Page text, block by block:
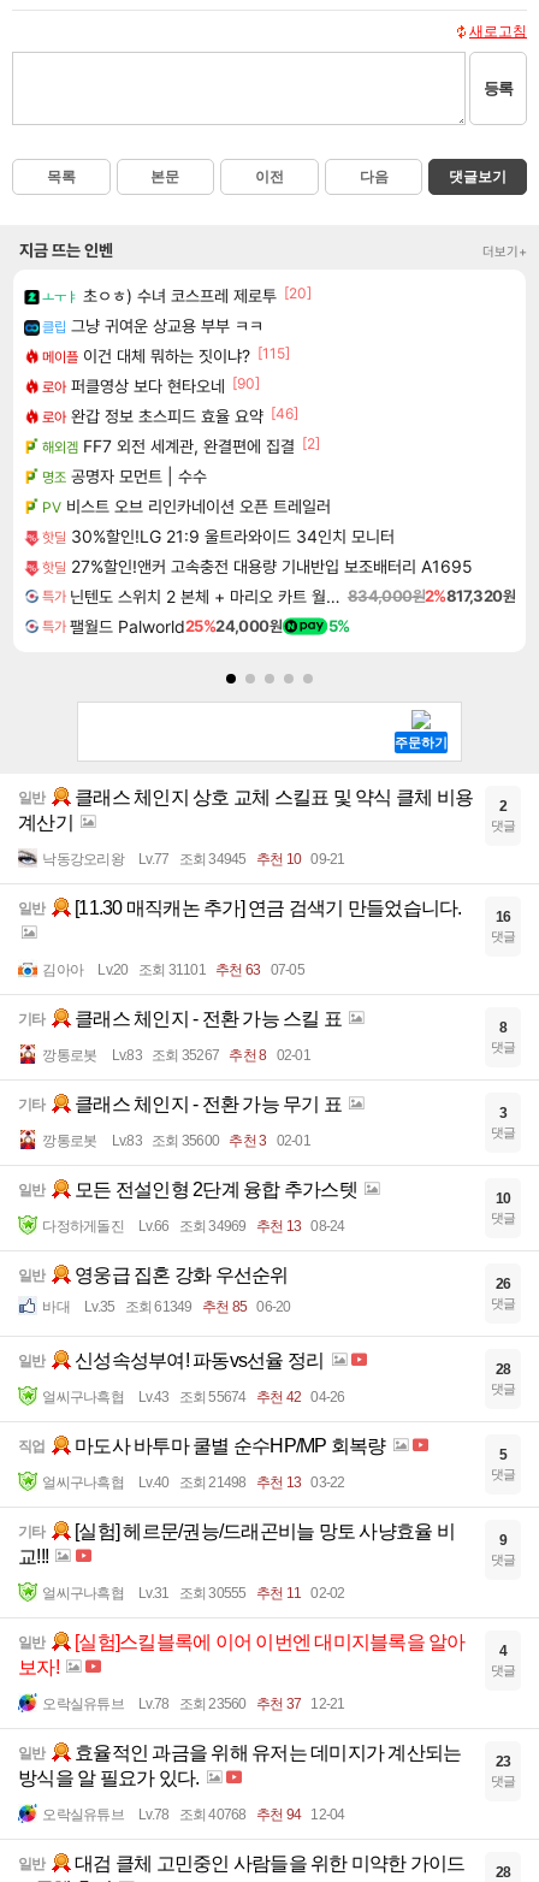
새로고침
등록
목록 본문 이전 다음 댓글보기
지금 뜨는 인벤 더보기+
ㅗㅜㅑ 초ㅇㅎ) 수녀 코스프레 제로투 [20]
클립 그냥 귀여운 상교용 부부 ㅋㅋ
메이플 이건 대체 뭐하는 짓이냐? [115]
로아 퍼클영상 보다 현타오네 [90]
로아 완갑 정보 초스피드 효율 요약 [46]
해외겜 FF7 외전 세계관, 완결편에 집결 [2]
명조 공명자 모먼트 | 수수
PV 비스트 오브 리인카네이션 오픈 트레일러
핫딜 30%할인!LG 21:9 울트라와이드 34인치 모니터
핫딜 27%할인!앤커 고속충전 대용량 기내반입 보조배터리 A1695
특가 닌텐도 스위치 2 본체 + 마리오 카트 월드 + 포켓몬 포코피아 번들 834,000원2%817,320원
특가 팰월드 Palworld25%24,000원 5%
일반
클래스 체인지 상호 교체 스킬표 및 약식 클체 비용
계산기
낙동강오리왕 Lv.77 조회 34945 추천 10 09-21
2
댓글
일반 [11.30 매직캐논 추가] 연금 검색기 만들었습니다.
김아아 Lv.20 조회 31101 추천 63 07-05
16
댓글
기타 클래스 체인지 - 전환 가능 스킬 표
깡통로봇 Lv.83 조회 35267 추천 8 02-01
8
댓글
기타 클래스 체인지 - 전환 가능 무기 표
깡통로봇 Lv.83 조회 35600 추천 3 02-01
3
댓글
일반 모든 전설인형 2단계 융합 추가스텟
다정하게돌진 Lv.66 조회 34969 추천 13 08-24
10
댓글
일반 영웅급 집혼 강화 우선순위
바대 Lv.35 조회 61349 추천 85 06-20
26
댓글
일반 신성속성부여! 파동vs선율 정리
얼씨구나흑협 Lv.43 조회 55674 추천 42 04-26
28
댓글
직업 마도사 바투마 쿨별 순수HP/MP 회복량
얼씨구나흑협 Lv.40 조회 21498 추천 13 03-22
5
댓글
기타
[실험] 헤르문/권능/드래곤비늘 망토 사냥효율 비
교!!!
얼씨구나흑협 Lv.31 조회 30555 추천 11 02-02
9
댓글
일반
[실험]스킬블록에 이어 이번엔 대미지블록을 알아
보자!
오락실유튜브 Lv.78 조회 23560 추천 37 12-21
4
댓글
일반
효율적인 과금을 위해 유저는 데미지가 계산되는
방식을 알 필요가 있다.
오락실유튜브 Lv.78 조회 40768 추천 94 12-04
23
댓글
일반
대검 클체 고민중인 사람들을 위한 미약한 가이드
28